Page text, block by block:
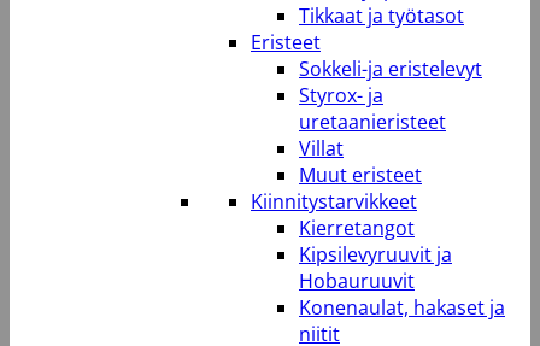
Tikkaat ja työtasot
Eristeet
Sokkeli-ja eristelevyt
Styrox- ja
uretaanieristeet
Villat
Muut eristeet
Kiinnitystarvikkeet
Kierretangot
Kipsilevyruuvit ja
Hobauruuvit
Konenaulat, hakaset ja
niitit